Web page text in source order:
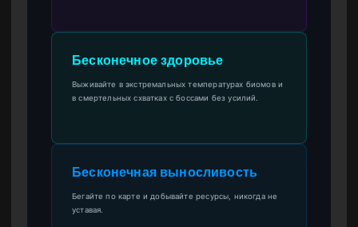
Бесконечное здоровье
Выживайте в экстремальных температурах биомов и
в смертельных схватках с боссами без усилий.
Бесконечная выносливость
Бегайте по карте и добывайте ресурсы, никогда не
уставая.